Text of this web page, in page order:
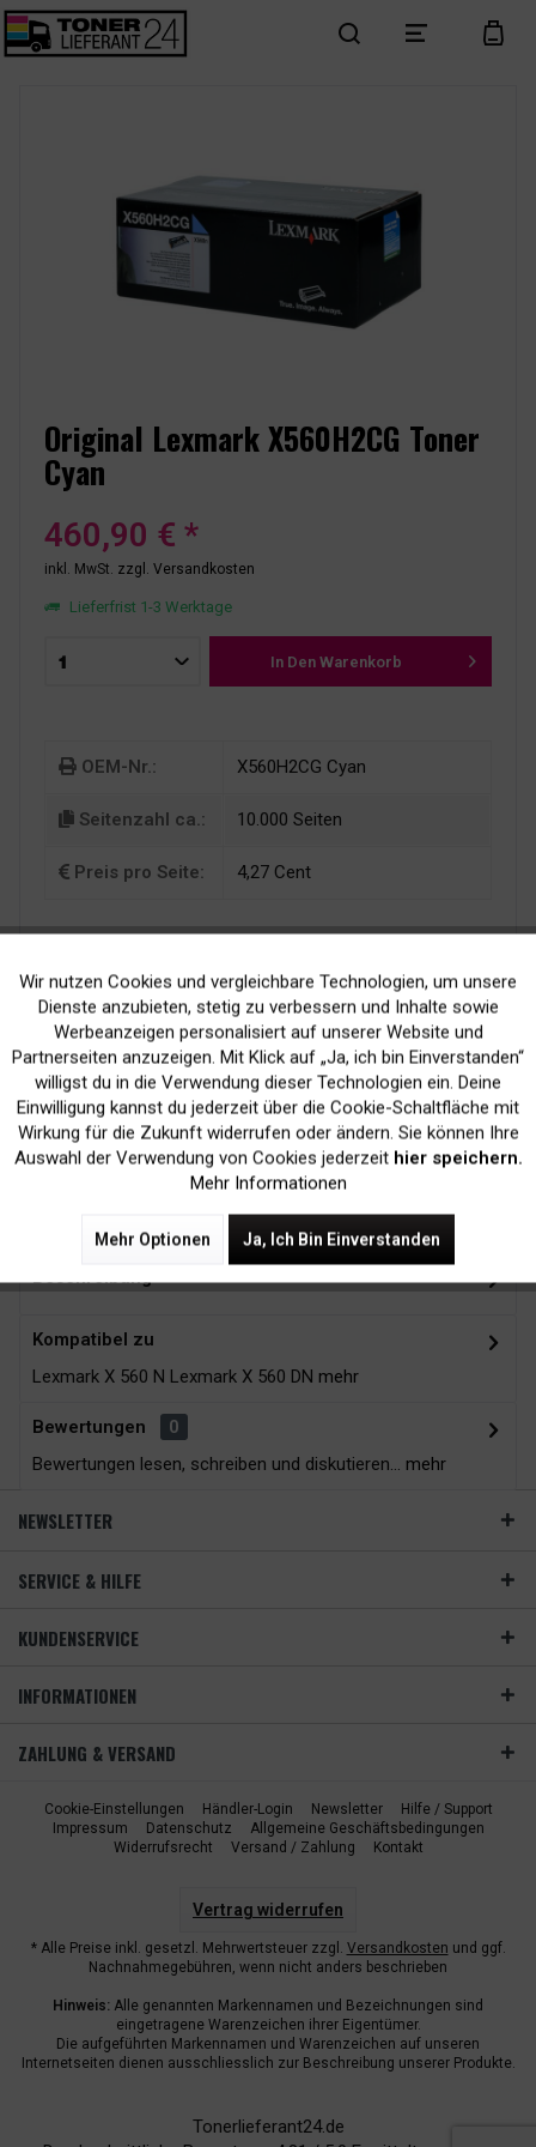
search menu cart
Original Lexmark X560H2CG Toner
Cyan
460,90 € *
inkl. MwSt. zzgl. Versandkosten
Lieferfrist 1-3 Werktage
In Den Warenkorb
OEM-Nr.: X560H2CG Cyan
Seitenzahl ca.: 10.000 Seiten
Preis pro Seite: 4,27 Cent
Kein Verlust der
Druckergarantie
Versand innerhalb von
24H*
Beschreibung
Kompatibel zu
Lexmark X 560 N Lexmark X 560 DN mehr
Bewertungen
0
Bewertungen lesen, schreiben und diskutieren... mehr
NEWSLETTER
SERVICE & HILFE
KUNDENSERVICE
INFORMATIONEN
ZAHLUNG & VERSAND
Cookie-Einstellungen Händler-Login Newsletter
Hilfe / Support
Impressum
Datenschutz
Allgemeine Geschäftsbedingungen
Widerrufsrecht
Versand / Zahlung Kontakt
Vertrag widerrufen
* Alle Preise inkl. gesetzl. Mehrwertsteuer zzgl. Versandkosten und ggf.
Nachnahmegebühren, wenn nicht anders beschrieben
Hinweis: Alle genannten Markennamen und Bezeichnungen sind
eingetragene Warenzeichen ihrer Eigentümer.
Die aufgeführten Markennamen und Warenzeichen auf unseren
Internetseiten dienen ausschliesslich zur Beschreibung unserer Produkte.
Tonerlieferant24.de
Funktionale Aktiv
Marketing Inaktiv
Tracking Inaktiv
Wir nutzen Cookies und vergleichbare Technologien, um unsere
Dienste anzubieten, stetig zu verbessern und Inhalte sowie
Werbeanzeigen personalisiert auf unserer Website und
Partnerseiten anzuzeigen. Mit Klick auf „Ja, ich bin Einverstanden“
willigst du in die Verwendung dieser Technologien ein. Deine
Einwilligung kannst du jederzeit über die Cookie-Schaltfläche mit
Wirkung für die Zukunft widerrufen oder ändern. Sie können Ihre
Auswahl der Verwendung von Cookies jederzeit hier speichern.
Mehr Informationen
Mehr Optionen Ja, Ich Bin Einverstanden